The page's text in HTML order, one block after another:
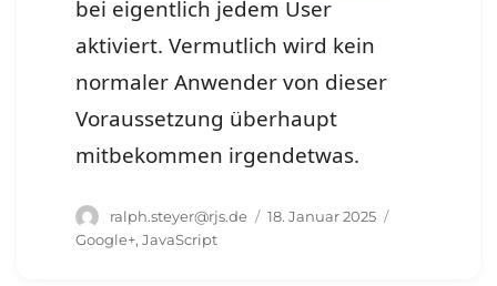
bei eigentlich jedem User
aktiviert. Vermutlich wird kein
normaler Anwender von dieser
Voraussetzung überhaupt
mitbekommen irgendetwas.
Autor
ralph.steyer@rjs.de
Veröffentlicht
18. Januar 2025
Google+,JavaScript